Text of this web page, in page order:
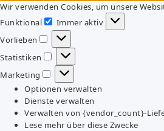
Wir verwenden Cookies, um unsere
Funktional
Funktional
Immer aktiv
Vorlieben
Vorlieben
Statistiken
Statistiken
Marketing
Marketing
Optionen verwalten
Dienste verwalten
Verwalten von {vendor_count}-
Lese mehr über diese Zwecke